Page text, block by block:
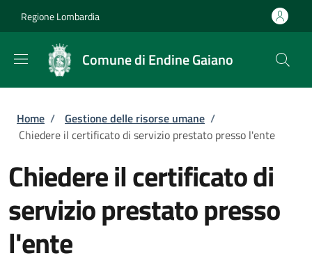
Regione Lombardia
Comune di Endine Gaiano
Briciole di pane
Home / Gestione delle risorse umane /
Chiedere il certificato di servizio prestato presso l'ente
Chiedere il certificato di
servizio prestato presso
l'ente